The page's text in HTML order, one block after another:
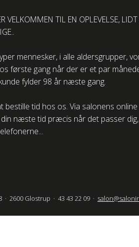
VELKOMMEN TIL EN OPLEVELSE, LIDT
mennesker, i alle aldersgrupper,
første gang når der er et par
fylder 98 år næste gang.
bestille tid hos os. Via salonens online
næste tid præcis når det passer
2600 Glostrup · 43 43 22 09 ·